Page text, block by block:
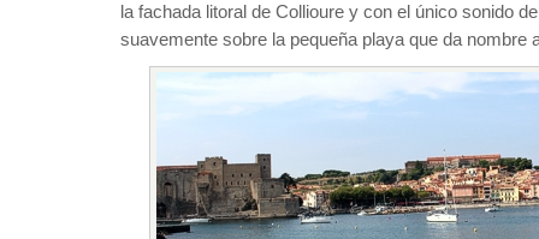
la fachada litoral de Collioure y con el único sonido
suavemente sobre la pequeña playa que da nombre